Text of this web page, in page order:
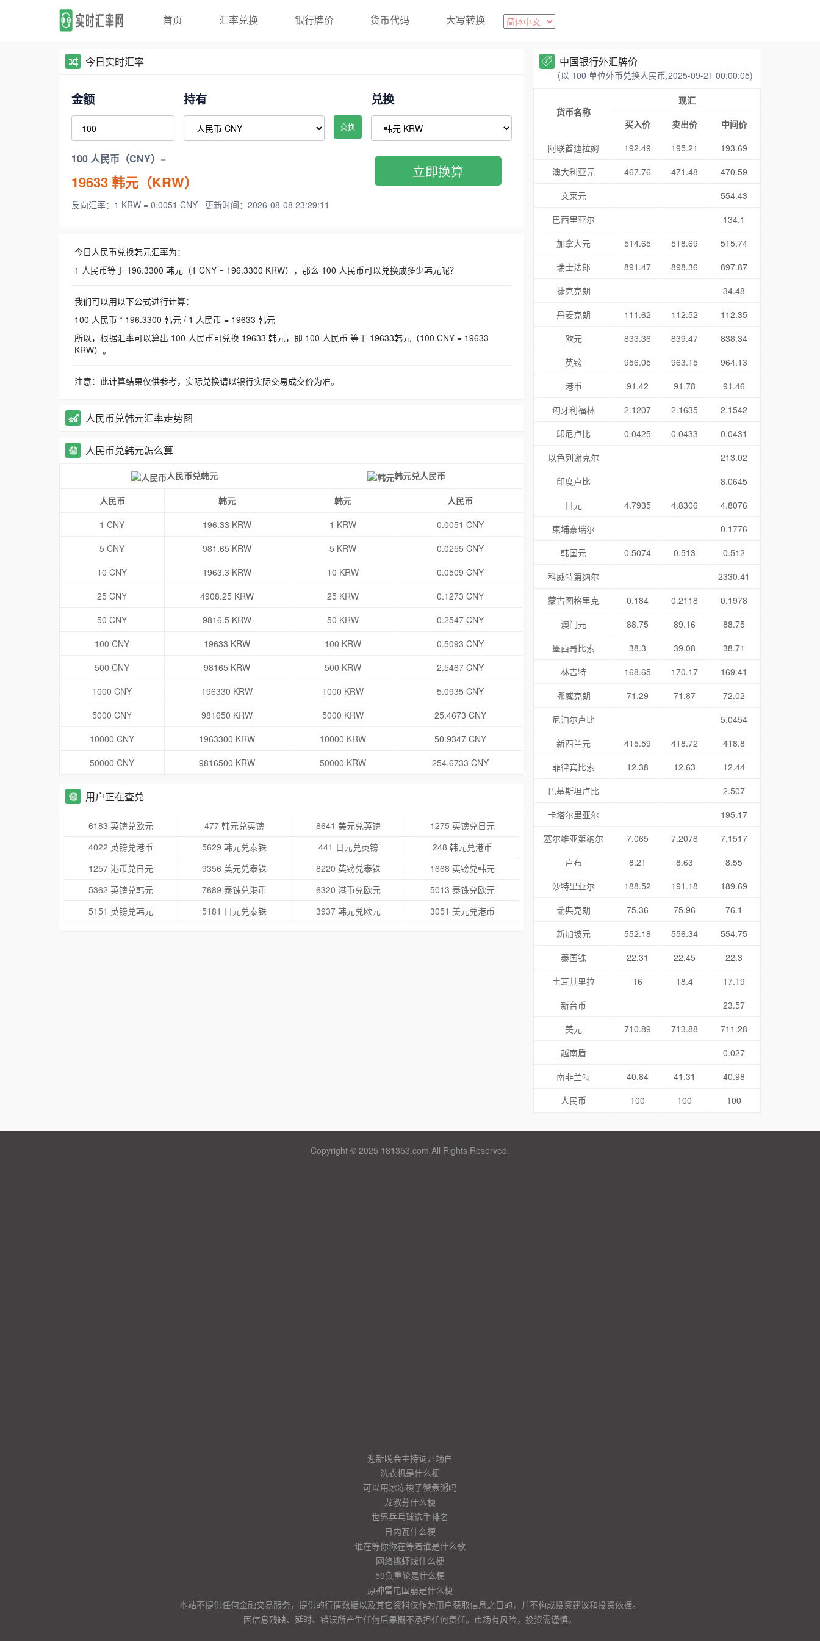
首页 汇率兑换 银行牌价 货币代码 大写转换
今日实时汇率
金额 持有
交换
兑换
100 人民币（CNY）=
19633韩元（KRW）
反向汇率：1 KRW = 0.0051 CNY 更新时间：2026-08-08 23:29:11
立即换算
今日人民币兑换韩元汇率为：
1 人民币等于 196.3300 韩元（1 CNY = 196.3300 KRW），那么 100 人民币可以兑换成多少韩元呢？
我们可以用以下公式进行计算：
100 人民币 * 196.3300 韩元 / 1 人民币 = 19633 韩元
所以，根据汇率可以算出 100 人民币可兑换 19633 韩元，即 100 人民币 等于 19633韩元（100 CNY = 19633
KRW）。
注意：此计算结果仅供参考，实际兑换请以银行实际交易成交价为准。
人民币兑韩元汇率走势图
人民币兑韩元怎么算
人民币兑韩元 韩元兑人民币
人民币 韩元 韩元
人民币
1 CNY
196.33 KRW 1 KRW
0.0051 CNY
5 CNY
981.65 KRW 5 KRW
0.0255 CNY
10 CNY
1963.3 KRW 10 KRW
0.0509 CNY
25 CNY
4908.25 KRW 25 KRW
0.1273 CNY
50 CNY
9816.5 KRW 50 KRW
0.2547 CNY
100 CNY
19633 KRW 100 KRW
0.5093 CNY
500 CNY
98165 KRW 500 KRW
2.5467 CNY
1000 CNY
196330 KRW 1000 KRW
5.0935 CNY
5000 CNY
981650 KRW 5000 KRW
25.4673 CNY
10000 CNY
1963300 KRW 10000 KRW
50.9347 CNY
50000 CNY
9816500 KRW 50000 KRW 254.6733 CNY
用户正在查兑
6183 英镑兑欧元 477 韩元兑英镑 8641 美元兑英镑
1275 英镑兑日元
4022 英镑兑港币
5629 韩元兑泰铢 441 日元兑英镑
248 韩元兑港币
1257 港币兑日元
9356 美元兑泰铢 8220 英镑兑泰铢
1668 英镑兑韩元
5362 英镑兑韩元
7689 泰铢兑港币 6320 港币兑欧元
5013 泰铢兑欧元
5151 英镑兑韩元
5181 日元兑泰铢 3937 韩元兑欧元 3051 美元兑港币
中国银行外汇牌价
(以 100 单位外币兑换人民币,2025-09-21 00:00:05)
货币名称
现汇
买入价
卖出价
中间价
阿联酋迪拉姆
192.49 195.21
193.69
澳大利亚元
467.76 471.48
470.59
文莱元
554.43
巴西里亚尔
134.1
加拿大元
514.65 518.69
515.74
瑞士法郎
891.47 898.36
897.87
捷克克朗
34.48
丹麦克朗
111.62 112.52
112.35
欧元
833.36 839.47
838.34
英镑
956.05 963.15
964.13
港币
91.42 91.78
91.46
匈牙利福林
2.1207 2.1635
2.1542
印尼卢比
0.0425 0.0433
0.0431
以色列谢克尔
213.02
印度卢比
8.0645
日元
4.7935 4.8306
4.8076
柬埔寨瑞尔
0.1776
韩国元
0.5074 0.513
0.512
科威特第纳尔
2330.41
蒙古图格里克
0.184 0.2118
0.1978
澳门元
88.75 89.16
88.75
墨西哥比索
38.3 39.08
38.71
林吉特
168.65 170.17
169.41
挪威克朗
71.29 71.87
72.02
尼泊尔卢比
5.0454
新西兰元
415.59 418.72
418.8
菲律宾比索
12.38 12.63
12.44
巴基斯坦卢比
2.507
卡塔尔里亚尔
195.17
塞尔维亚第纳尔
7.065 7.2078
7.1517
卢布
8.21 8.63
8.55
沙特里亚尔
188.52 191.18
189.69
瑞典克朗
75.36 75.96
76.1
新加坡元
552.18 556.34
554.75
泰国铢
22.31 22.45
22.3
土耳其里拉
16 18.4
17.19
新台币
23.57
美元
710.89 713.88
711.28
越南盾
0.027
南非兰特
40.84 41.31
40.98
人民币
100 100 100
Copyright © 2025 181353.com All Rights Reserved.
迎新晚会主持词开场白
洗衣机是什么梗
可以用冰冻梭子蟹煮粥吗
龙淑芬什么梗
世界乒乓球选手排名
日内瓦什么梗
谁在等你你在等着谁是什么歌
网络挑虾线什么梗
59负重轮是什么梗
原神雷电国崩是什么梗
本站不提供任何金融交易服务，提供的行情数据以及其它资料仅作为用户获取信息之目的，并不构成投资建议和投资依据。
因信息残缺、延时、错误所产生任何后果概不承担任何责任。市场有风险，投资需谨慎。